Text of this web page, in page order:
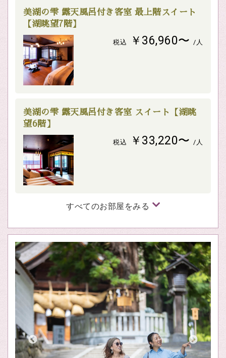
美湖の雫 露天風呂付き客室 最上階スイート
【湖眺望7階】
税込 ￥36,960〜 /人
美湖の雫 露天風呂付き客室 スイート【湖眺
望6階】
税込 ￥33,220〜 /人
すべてのお部屋をみる